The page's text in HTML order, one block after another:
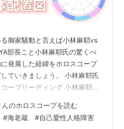
御家騒動と言えば小林麻耶vs
部長こと小林麻耶氏の驚くべ
発展した経緯をホロスコープ
ていきましょう。 小林麻耶氏
ープリーディング 小林麻耶
月12日出生地：新潟県小千谷
かる小林麻耶氏の人物像 ネイ
のホロスコープを読む
海老蔵 #自己愛性人格障害